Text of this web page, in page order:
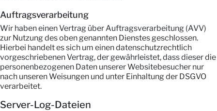
Auftragsverarbeitung
Wir haben einen Vertrag über Auftragsverarbeitung (AVV)
zur Nutzung des oben genannten Dienstes geschlossen.
Hierbei handelt es sich um einen datenschutzrechtlich
vorgeschriebenen Vertrag, der gewährleistet, dass dieser die
personenbezogenen Daten unserer Websitebesucher nur
nach unseren Weisungen und unter Einhaltung der DSGVO
verarbeitet.
Server-Log-Dateien